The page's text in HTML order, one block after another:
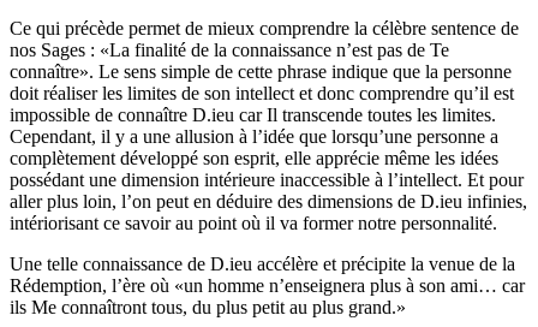
Ce qui précède permet de mieux comprendre la célèbre sentence de
nos Sages : «La finalité de la connaissance n’est pas de Te
connaître». Le sens simple de cette phrase indique que la personne
doit réaliser les limites de son intellect et donc comprendre qu’il est
impossible de connaître D.ieu car Il transcende toutes les limites.
Cependant, il y a une allusion à l’idée que lorsqu’une personne a
complètement développé son esprit, elle apprécie même les idées
possédant une dimension intérieure inaccessible à l’intellect. Et pour
aller plus loin, l’on peut en déduire des dimensions de D.ieu infinies,
intériorisant ce savoir au point où il va former notre personnalité.
Une telle connaissance de D.ieu accélère et précipite la venue de la
Rédemption, l’ère où «un homme n’enseignera plus à son ami… car
ils Me connaîtront tous, du plus petit au plus grand.»